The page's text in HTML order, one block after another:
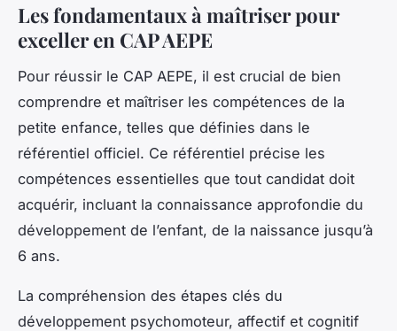
Les fondamentaux à maîtriser pour
exceller en CAP AEPE
Pour réussir le CAP AEPE, il est crucial de bien
comprendre et maîtriser les compétences de la
petite enfance, telles que définies dans le
référentiel officiel. Ce référentiel précise les
compétences essentielles que tout candidat doit
acquérir, incluant la connaissance approfondie du
développement de l’enfant, de la naissance jusqu’à
6 ans.
La compréhension des étapes clés du
développement psychomoteur, affectif et cognitif